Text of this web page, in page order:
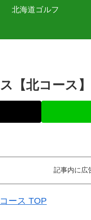
北海道ゴルフ
【北コース
記事内に広
ース TOP